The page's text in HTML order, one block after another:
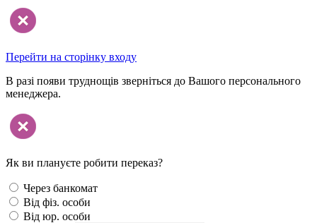
Перейти на сторінку входу
В разі появи труднощів зверніться до Вашого персонального
менеджера.
Як ви плануєте робити переказ?
Через банкомат
Від фіз. особи
Від юр. особи